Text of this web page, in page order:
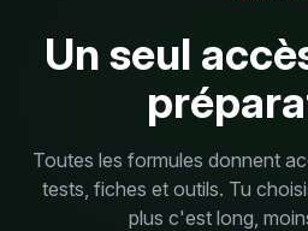
Un seul
Toutes les formules donnent
tests, fiches et outils. Tu
plus c'est long,